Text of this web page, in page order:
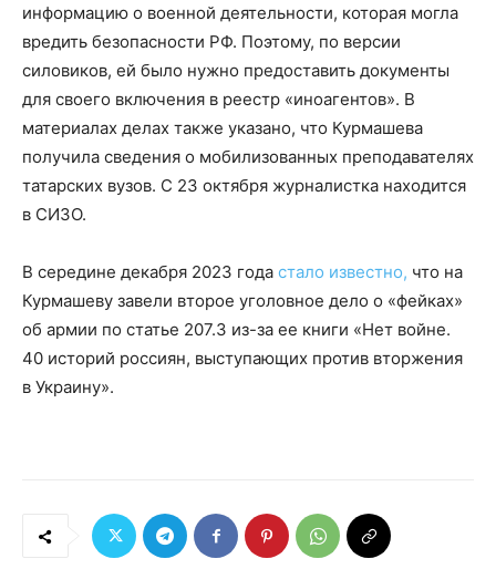
информацию о военной деятельности, которая могла
вредить безопасности РФ. Поэтому, по версии
силовиков, ей было нужно предоставить документы
для своего включения в реестр «иноагентов». В
материалах делах также указано, что Курмашева
получила сведения о мобилизованных преподавателях
татарских вузов. С 23 октября журналистка находится
в СИЗО.
В середине декабря 2023 года стало известно, что на
Курмашеву завели второе уголовное дело о «фейках»
об армии по статье 207.3 из-за ее книги «Нет войне.
40 историй россиян, выступающих против вторжения
в Украину».